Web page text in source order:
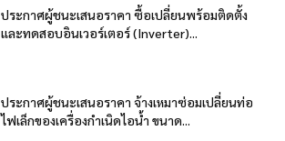
ประกาศผู้ชนะเสนอราคา ซื้อเปลี่ยนพร้อมติดตั้ง
และทดสอบอินเวอร์เตอร์ (Inverter)...
ประกาศผู้ชนะเสนอราคา จ้างเหมาซ่อมเปลี่ยนท่อ
ไฟเล็กของเครื่องกำเนิดไอน้ำ ขนาด...